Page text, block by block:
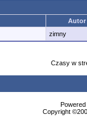
Autor
zimny
Czasy w
Copyright